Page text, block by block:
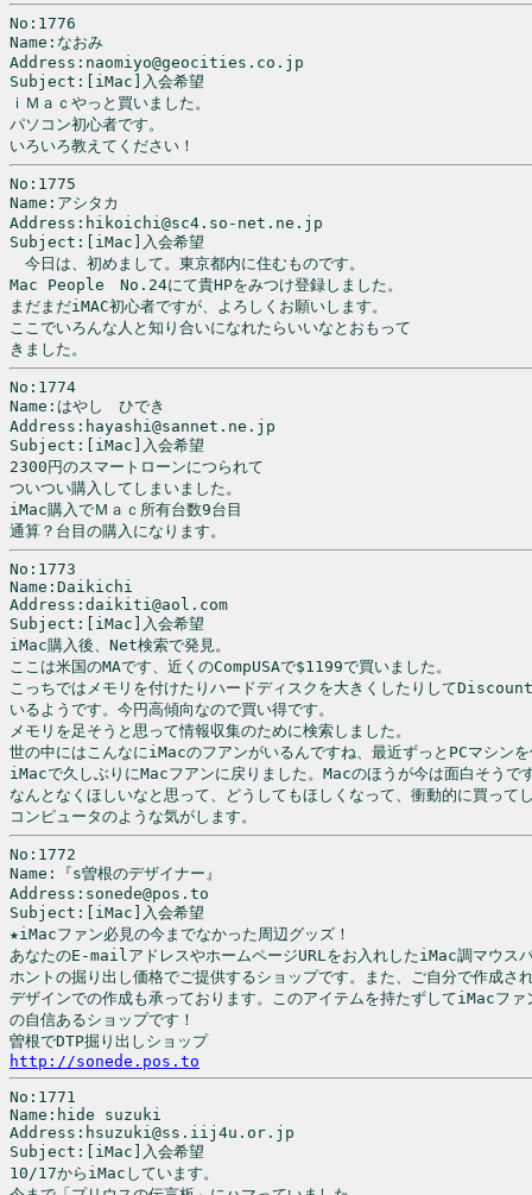
No:1776
Name:なおみ
Address:naomiyo@geocities.co.jp
Subject:[iMac]入会希望
ｉＭａｃやっと買いました。
パソコン初心者です。
いろいろ教えてください！
No:1775
Name:アシタカ
Address:hikoichi@sc4.so-net.ne.jp
Subject:[iMac]入会希望
今日は、初めまして。東京都内に住むものです。
Mac People　No.24にて貴HPをみつけ登録しました。
まだまだiMAC初心者ですが、よろしくお願いします。
ここでいろんな人と知り合いになれたらいいなとおもって
きました。
No:1774
Name:はやし　ひでき
Address:hayashi@sannet.ne.jp
Subject:[iMac]入会希望
2300円のスマートローンにつられて
ついつい購入してしまいました。
iMac購入でＭａｃ所有台数9台目
通算？台目の購入になります。
No:1773
Name:Daikichi
Address:daikiti@aol.com
Subject:[iMac]入会希望
iMac購入後、Net検索で発見。
ここは米国のMAです、近くのCompUSAで$1199で買いました。
こっちではメモリを付けたりハードディスクを大きくしたりして
いるようです。今円高傾向なので買い得です。
メモリを足そうと思って情報収集のために検索しました。
世の中にはこんなにiMacのフアンがいるんですね、最近ずっとPCマシン
iMacで久しぶりにMacフアンに戻りました。Macのほうが今は面白そうで
なんとなくほしいなと思って、どうしてもほしくなって、衝動的に買って
コンピュータのような気がします。
No:1772
Name:『s曽根のデザイナー』
Address:sonede@pos.to
Subject:[iMac]入会希望
★iMacファン必見の今までなかった周辺グッズ！
あなたのE-mailアドレスやホームページURLをお入れしたiMac調マウス
ホントの掘り出し価格でご提供するショップです。また、ご自分で作成さ
デザインでの作成も承っております。このアイテムを持たずしてiMacファ
の自信あるショップです！
http://sonede.pos.to
No:1771
Name:hide suzuki
Address:hsuzuki@ss.iij4u.or.jp
Subject:[iMac]入会希望
10/17からiMacしています。